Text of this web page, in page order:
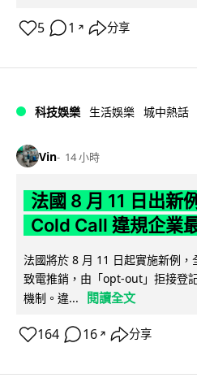
5 1 ↗ 分享
科技娛樂 生活娛樂 城中熱話
Vin 14 小時
法國 8 月 11 日出新
Cold Call 違規企業
法國將於 8 月 11 日起實施新例
致電推銷，由「opt-out」拒接登
機制。違...
閱讀全文
164 16 ↗ 分享